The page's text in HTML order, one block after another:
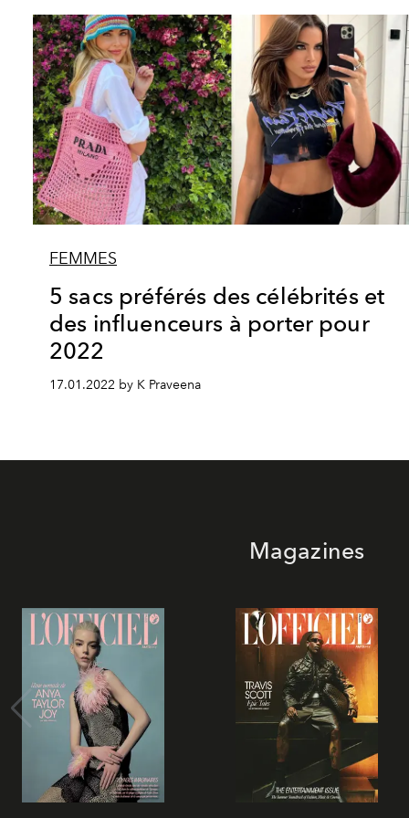
FEMMES
5 sacs préférés des célébrités et
des influenceurs à porter pour
2022
17.01.2022 by K Praveena
Magazines